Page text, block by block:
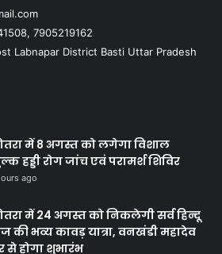
7905219162
Labnapar District Basti Uttar Pradesh
में 8 अगस्त को लगेगा विशाल
हड्डी रोग जांच एवं परामर्श शिविर
ago
में 24 अगस्त को निकलेगी सर्व हिन्दू
की भव्य कावड़ यात्रा, वनखंडी महादेव
से होगा शुभारंभ